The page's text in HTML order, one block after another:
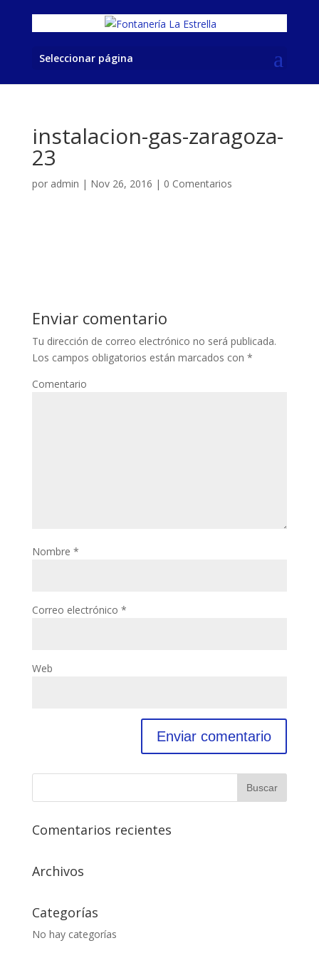
Seleccionar página
instalacion-gas-zaragoza-
23
por admin | Nov 26, 2016 | 0 Comentarios
Enviar comentario
Tu dirección de correo electrónico no será publicada.
Los campos obligatorios están marcados con *
Comentario
Nombre *
Correo electrónico *
Web
Comentarios recientes
Archivos
Categorías
No hay categorías